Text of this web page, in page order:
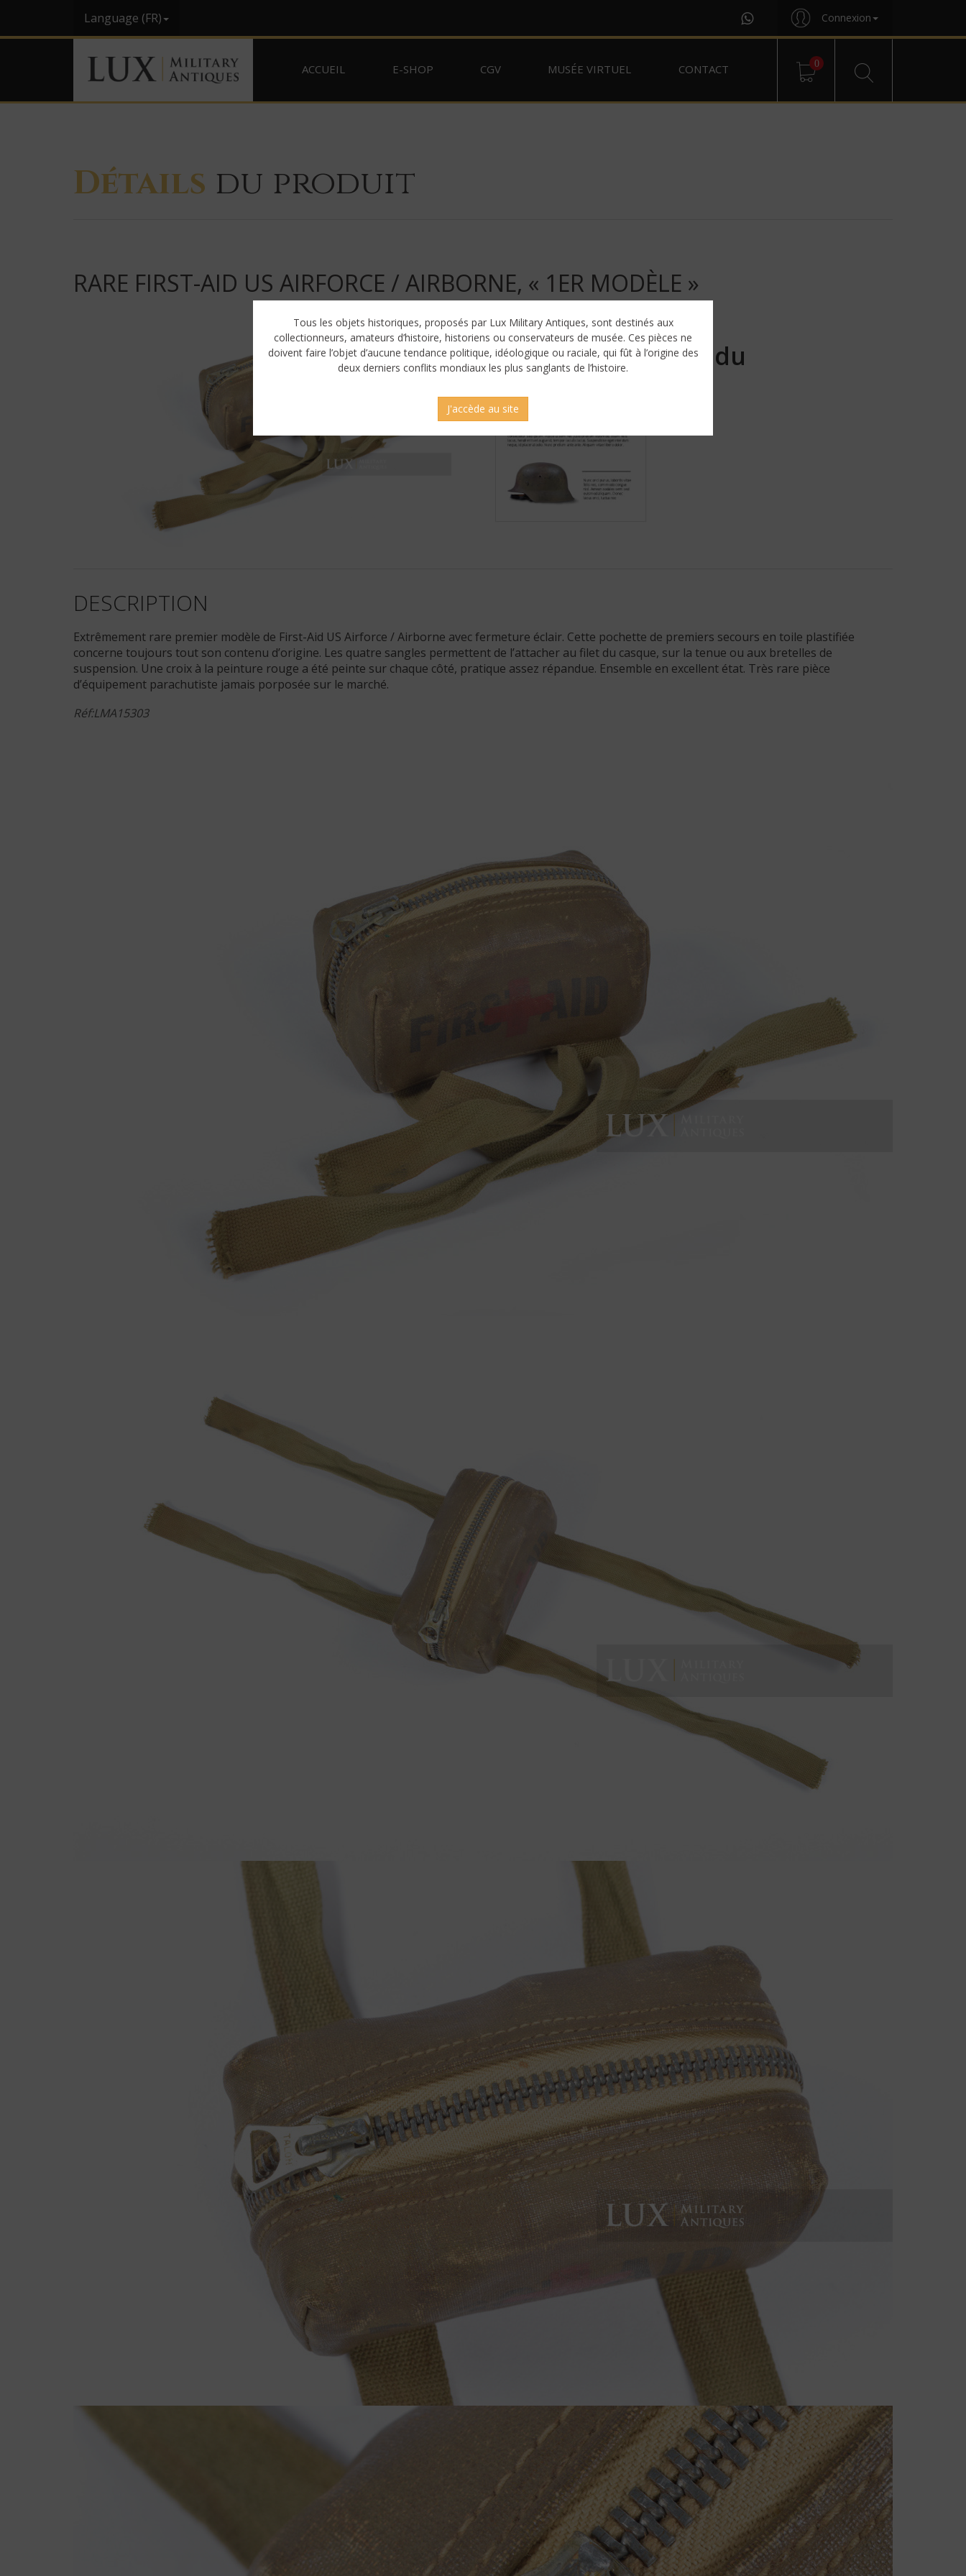
Language (FR) Connexion
ACCUEIL E-SHOP CGV MUSÉE VIRTUEL CONTACT 0
Détails du produit
RARE FIRST-AID US AIRFORCE / AIRBORNE, « 1ER MODÈLE »
Vendu
DESCRIPTION
Extrêmement rare premier modèle de First-Aid US Airforce / Airborne avec fermeture éclair. Cette pochette de premiers secours en toile plastifiée
concerne toujours tout son contenu d’origine. Les quatre sangles permettent de l’attacher au filet du casque, sur la tenue ou aux bretelles de
suspension. Une croix à la peinture rouge a été peinte sur chaque côté, pratique assez répandue. Ensemble en excellent état. Très rare pièce
d’équipement parachutiste jamais porposée sur le marché.
Réf:LMA15303
Tous les objets historiques, proposés par Lux Military Antiques, sont destinés aux
collectionneurs, amateurs d’histoire, historiens ou conservateurs de musée. Ces pièces ne
doivent faire l’objet d’aucune tendance politique, idéologique ou raciale, qui fût à l’origine des
deux derniers conflits mondiaux les plus sanglants de l’histoire.
J'accède au site